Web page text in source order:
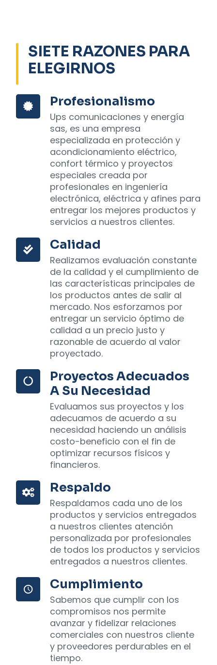
SIETE RAZONES PARA
ELEGIRNOS
Profesionalismo
Ups comunicaciones y energía
sas, es una empresa
especializada en protección y
acondicionamiento eléctrico,
confort térmico y proyectos
especiales creada por
profesionales en ingeniería
electrónica, eléctrica y afines para
entregar los mejores productos y
servicios a nuestros clientes.
Calidad
Realizamos evaluación constante
de la calidad y el cumplimiento de
las características principales de
los productos antes de salir al
mercado. Nos esforzamos por
entregar un servicio óptimo de
calidad a un precio justo y
razonable de acuerdo al valor
proyectado.
Proyectos Adecuados
A Su Necesidad
Evaluamos sus proyectos y los
adecuamos de acuerdo a su
necesidad haciendo un análisis
costo-beneficio con el fin de
optimizar recursos físicos y
financieros.
Respaldo
Respaldamos cada uno de los
productos y servicios entregados
a nuestros clientes atención
personalizada por profesionales
de todos los productos y servicios
entregados a nuestros clientes.
Cumplimiento
Sabemos que cumplir con los
compromisos nos permite
avanzar y fidelizar relaciones
comerciales con nuestros cliente
y proveedores perdurables en el
tiempo.